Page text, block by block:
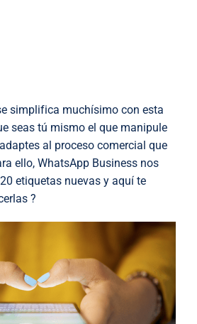
simplifica muchísimo con esta
seas tú mismo el que manipule
al proceso comercial que
ello, WhatsApp Business nos
etiquetas nuevas y aquí te
?